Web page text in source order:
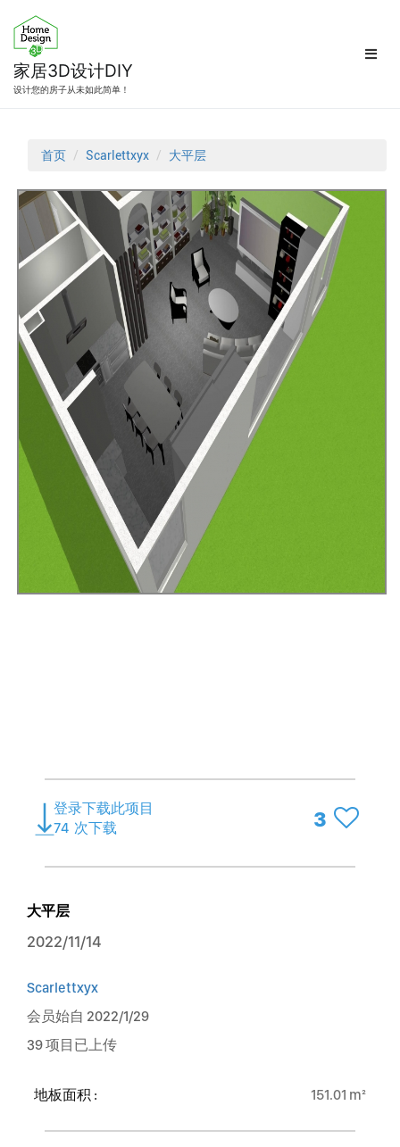
家居3D设计DIY
设计您的房子从未如此简单！
首页 Scarlettxyx 大平层
登录下载此项目
74 次下载 3
大平层
2022/11/14
Scarlettxyx
会员始自 2022/1/29
39 项目已上传
地板面积 : 151.01 m²